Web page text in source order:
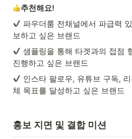
추천해요!
파우더룸 전채널에서 파급력
보하고 싶은 브랜드
샘플링을 통해 타겟과의 접점
진행하고 싶은 브랜드
인스타 팔로우, 유튜브 구독,
체 목표를 달성하고 싶은 브랜드
홍보 지면 및 결합 미션